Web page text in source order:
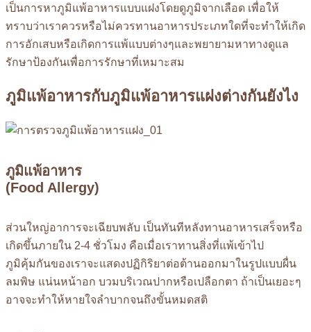
เป็นการหาภูมิแพ้อาหารแบบแฝงโดยดูภูมิจากเลือด เพื่อให้
ทราบว่าเราควรหรือไม่ควรทานอาหารประเภทใดที่จะทำให้เกิด
การอักเสบหรือเกิดการแพ้แบบต่างๆและพยายามหาทางดูแล
รักษาป้องกันเพื่อการรักษาที่เหมาะสม
ภูมิแพ้อาหารกับภูมิแพ้อาหารแฝงต่างกันยังไง
ภูมิแพ้อาหาร
(Food Allergy)
ส่วนใหญ่อาการจะเฉียบพลับ เป็นทันทีหลังทานอาหารเสร็จหรือ
เกิดขึ้นภายใน 2-4 ชั่วโมง คือเมื่อเราทานสิ่งที่แพ้เข้าไป
ภูมิคุ้มกันของเราจะแสดงปฏิกิริยาต่อต้านออกมาในรูปแบบผื่น
ลมพิษ แน่นหน้าอก บวมบริเวณปากหรือเปลือกตา ถ้าเป็นเยอะๆ
อาจจะทำให้หายใจลำบากจนถึงขั้นหมดสติ